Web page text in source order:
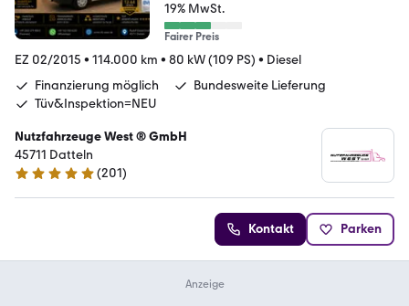
19% MwSt.
Fairer Preis
EZ 02/2015 • 114.000 km • 80 kW (109 PS) • Diesel
Finanzierung möglich
Bundesweite Lieferung
Tüv&Inspektion=NEU
Nutzfahrzeuge West ® GmbH
45711 Datteln
4.9 Sterne
(201)
Kontakt Parken